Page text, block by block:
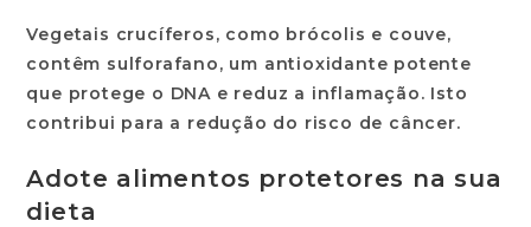
Vegetais crucíferos, como brócolis e couve,
contêm sulforafano, um antioxidante potente
que protege o DNA e reduz a inflamação. Isto
contribui para a redução do risco de câncer.
Adote alimentos protetores na sua
dieta